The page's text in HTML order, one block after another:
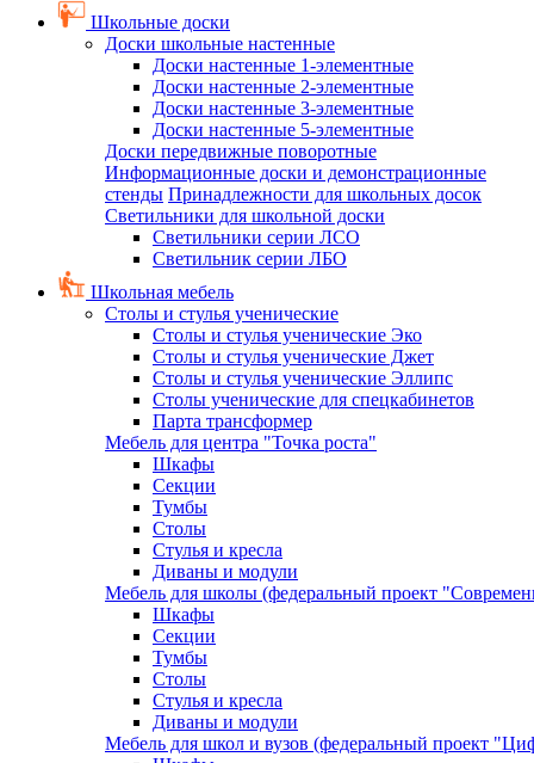
Школьные доски
Доски школьные настенные
Доски настенные 1-элементные
Доски настенные 2-элементные
Доски настенные 3-элементные
Доски настенные 5-элементные
Доски передвижные поворотные
Информационные доски и демонстрационные
стенды Принадлежности для школьных досок
Светильники для школьной доски
Светильники серии ЛСО
Светильник серии ЛБО
Школьная мебель
Столы и стулья ученические
Столы и стулья ученические Эко
Столы и стулья ученические Джет
Столы и стулья ученические Эллипс
Столы ученические для спецкабинетов
Парта трансформер
Мебель для центра "Точка роста"
Шкафы
Секции
Тумбы
Столы
Стулья и кресла
Диваны и модули
Мебель для школы (федеральный проект
Шкафы
Секции
Тумбы
Столы
Стулья и кресла
Диваны и модули
Мебель для школ и вузов (федеральный проект